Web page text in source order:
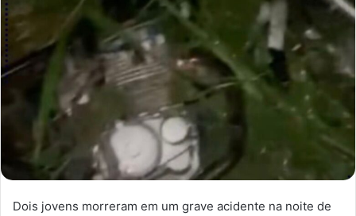
Dois jovens morreram em um grave acidente na noite de